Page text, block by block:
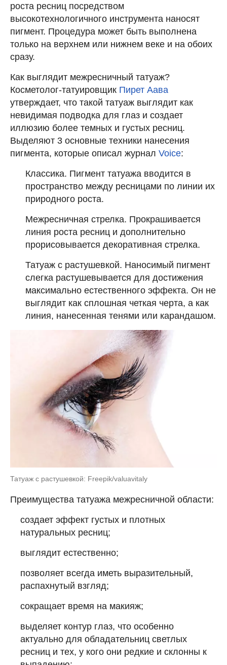
роста ресниц посредством
высокотехнологичного инструмента наносят
пигмент. Процедура может быть выполнена
только на верхнем или нижнем веке и на обоих
сразу.
Как выглядит межресничный татуаж?
Косметолог-татуировщик Пирет Аава
утверждает, что такой татуаж выглядит как
невидимая подводка для глаз и создает
иллюзию более темных и густых ресниц.
Выделяют 3 основные техники нанесения
пигмента, которые описал журнал Voice:
Классика. Пигмент татуажа вводится в
пространство между ресницами по линии их
природного роста.
Межресничная стрелка. Прокрашивается
линия роста ресниц и дополнительно
прорисовывается декоративная стрелка.
Татуаж с растушевкой. Наносимый пигмент
слегка растушевывается для достижения
максимально естественного эффекта. Он не
выглядит как сплошная четкая черта, а как
линия, нанесенная тенями или карандашом.
Татуаж с растушевкой: Freepik/valuavitaly
Преимущества татуажа межресничной области:
создает эффект густых и плотных
натуральных ресниц;
выглядит естественно;
позволяет всегда иметь выразительный,
распахнутый взгляд;
сокращает время на макияж;
выделяет контур глаз, что особенно
актуально для обладательниц светлых
ресниц и тех, у кого они редкие и склонны к